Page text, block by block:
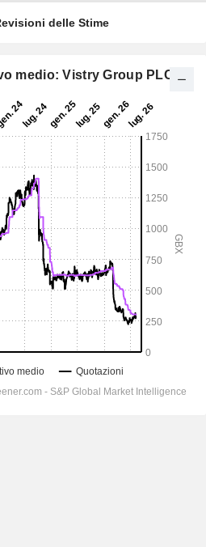
delle Stime
medio: Vistry Group PLC